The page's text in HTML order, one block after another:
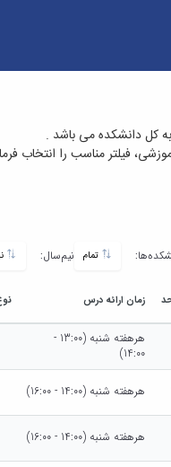
کل دانشکده می باشد .
فیلتر مناسب را انتخاب
نیم‌سال: نیم سال دوم سال تحصیلی 1402-1403
زمان ارائه درس
هرهفته شنبه (13:00 -
14:00)
هرهفته شنبه (14:00 - 16:00)
هرهفته شنبه (14:00 - 16:00)